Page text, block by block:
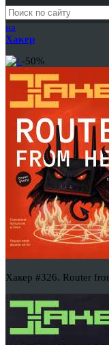
Годовая
подписка
на
Хакер
-50%
Хакер #326. Router